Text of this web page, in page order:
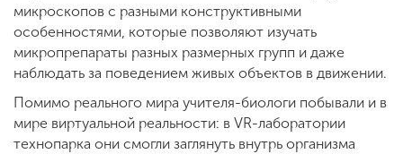
микроскопов с разными конструктивными
особенностями, которые позволяют изучать
микропрепараты разных размерных групп и даже
наблюдать за поведением живых объектов в движении.
Помимо реального мира учителя-биологи побывали и в
мире виртуальной реальности: в VR-лаборатории
технопарка они смогли заглянуть внутрь организма